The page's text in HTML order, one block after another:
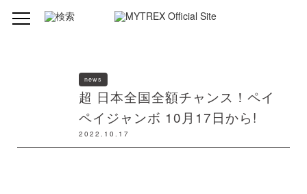
news
超 日本全国全額チャンス！ペイ
ペイジャンボ 10月17日から!
2022.10.17